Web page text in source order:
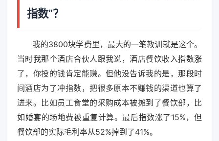
指数”？
我的3800块学费里，最大的一笔教训就是这个。
当时我那个酒店合伙人跟我说，酒店餐饮收入指数涨
了，你投的钱肯定能赚。但他没告诉我的是，那段时
间酒店为了冲指数，把很多原本不赚钱的渠道也算了
进来。比如员工食堂的采购成本被摊到了餐饮部，比
如婚宴的场地费被重复计算。最后指数涨了15%，但
餐饮部的实际毛利率从52%掉到了41%。